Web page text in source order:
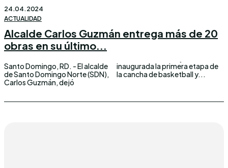
24.04.2024
ACTUALIDAD
Alcalde Carlos Guzmán entrega más de 20
obras en su último...
Santo Domingo, RD. - El alcalde
de Santo Domingo Norte (SDN),
Carlos Guzmán, dejó
inaugurada la primera etapa de
la cancha de basketball y...